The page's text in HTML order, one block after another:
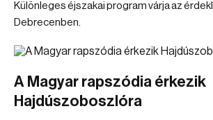
Különleges éjszakai program várja az
Debrecenben.
A Magyar rapszódia érkezik
Hajdúszoboszlóra